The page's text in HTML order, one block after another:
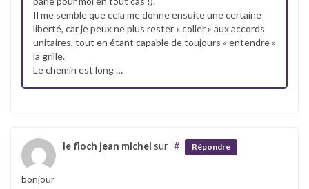
Il me semble que cela me donne ensuite une certaine
liberté, car je peux ne plus rester « coller » aux accords
unitaires, tout en étant capable de toujours « entendre »
la grille.
Le chemin est long …
le floch jean michel sur # Répondre
bonjour